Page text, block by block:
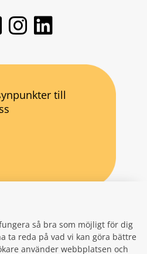
så bra som möjligt för dig
ta reda på vad vi kan göra bättre
använder webbplatsen och
till